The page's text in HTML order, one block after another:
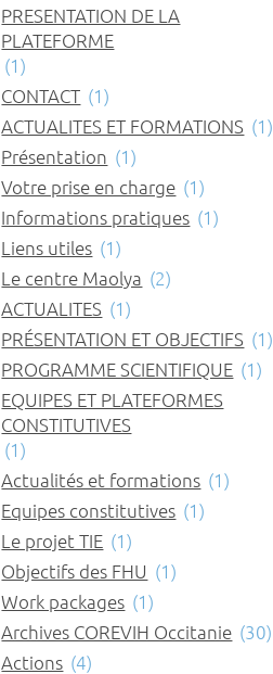
PRESENTATION DE LA
PLATEFORME
(1)
CONTACT (1)
ACTUALITES ET FORMATIONS (1)
Présentation (1)
Votre prise en charge (1)
Informations pratiques (1)
Liens utiles (1)
Le centre Maolya (2)
ACTUALITES (1)
PRÉSENTATION ET OBJECTIFS (1)
PROGRAMME SCIENTIFIQUE (1)
EQUIPES ET PLATEFORMES
CONSTITUTIVES
(1)
Actualités et formations (1)
Equipes constitutives (1)
Le projet TIE (1)
Objectifs des FHU (1)
Work packages (1)
Archives COREVIH Occitanie (30)
Actions (4)